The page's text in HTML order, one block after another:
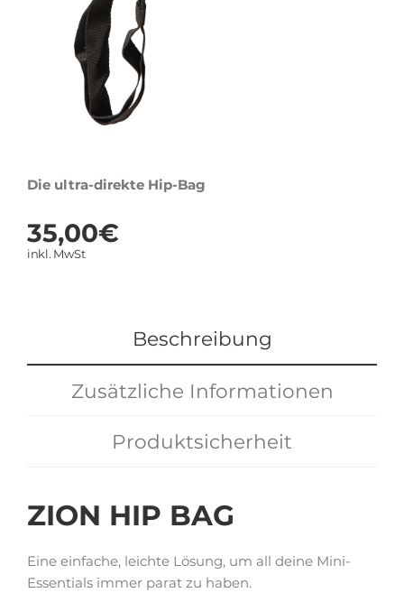
Die ultra-direkte Hip-Bag
35,00€
inkl. MwSt
Beschreibung
Zusätzliche Informationen
Produktsicherheit
ZION HIP BAG
Eine einfache, leichte Lösung, um all deine Mini-
Essentials immer parat zu haben.